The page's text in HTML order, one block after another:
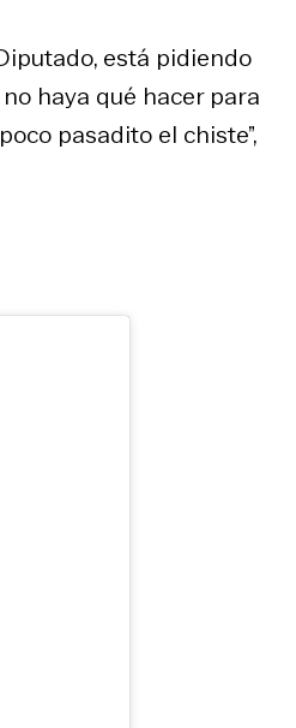
está pidiendo
haya qué hacer para
pasadito el chiste”,